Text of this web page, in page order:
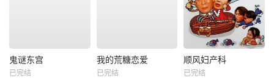
鬼谜东宫
已完结
我的荒糖恋爱
已完结
顺风妇产科
已完结